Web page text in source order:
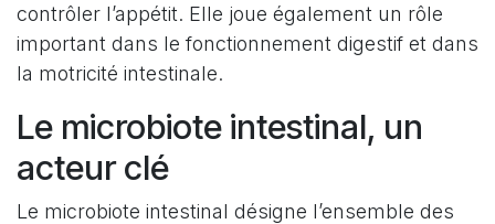
contrôler l’appétit. Elle joue également un rôle
important dans le fonctionnement digestif et dans
la motricité intestinale.
Le microbiote intestinal, un
acteur clé
Le microbiote intestinal désigne l’ensemble des